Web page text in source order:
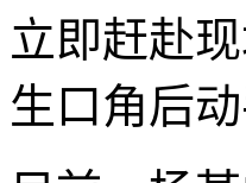
立即赶赴
生口角后动